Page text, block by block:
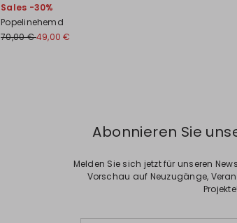
Sales -30%
Popelinehemd
70,00 €49,00 €
Abonnieren Sie
Melden Sie sich jetzt für unseren
Vorschau auf Neuzugänge,
Projekte!